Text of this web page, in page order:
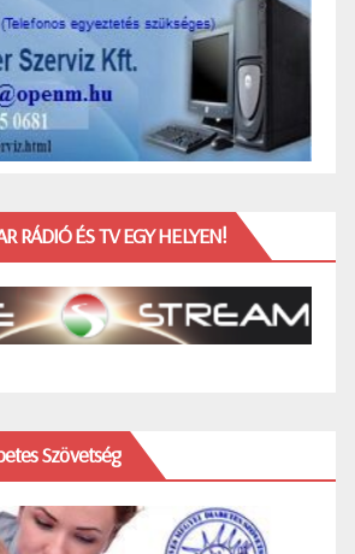
RÁDIÓ ÉS TV EGY HELYEN!
Szövetség